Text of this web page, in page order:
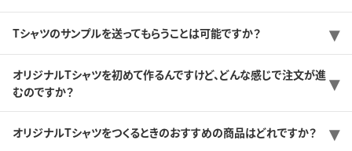
Tシャツのサンプルを送ってもらうことは可能ですか？
オリジナルTシャツを初めて作るんですけど、どんな感じで注文が進
むのですか？
オリジナルTシャツをつくるときのおすすめの商品はどれですか？